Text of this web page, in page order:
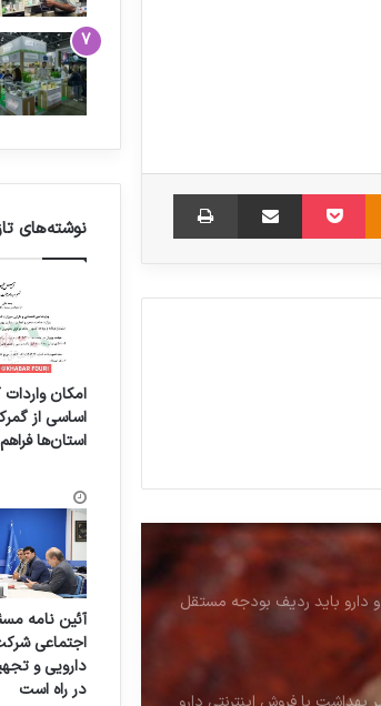
‫Odnoklassniki پاکت اشتراک گذاری از طریق ایمیل
نوشیدنی فصل گرما
پویا، اسپانسر استراتژیک
۲۰۲۶ شد
دارو باید ردیف بودجه مستقل
بهداشت با فروش اینترنتی دارو
نوشته‌های
امکان واردات
اساسی از
استان‌ها
آئین نامه
اجتماعی
دارویی و
در راه است